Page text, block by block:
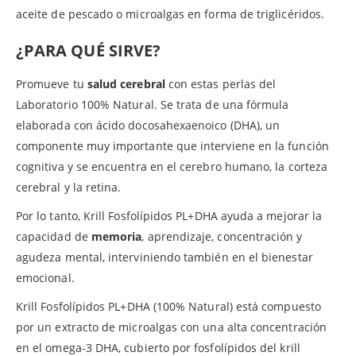
aceite de pescado o microalgas en forma de triglicéridos.
¿PARA QUÉ SIRVE?
Promueve tu salud cerebralcon estas perlas del
Laboratorio 100% Natural. Se trata de una fórmula
elaborada con ácido docosahexaenoico (DHA), un
componente muy importante que interviene en la función
cognitiva y se encuentra en el cerebro humano, la corteza
cerebral y la retina.
Por lo tanto, Krill Fosfolípidos PL+DHA ayuda a mejorar la
capacidad de memoria, aprendizaje, concentración y
agudeza mental, interviniendo también en el bienestar
emocional.
Krill Fosfolípidos PL+DHA (100% Natural) está compuesto
por un extracto de microalgas con una alta concentración
en el omega-3 DHA, cubierto por fosfolípidos del krill